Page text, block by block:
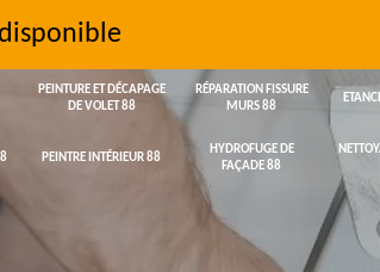
PEINTURE ET DÉCAPAGE
DE VOLET 88
RÉPARATION FISSURE
MURS 88
PEINTRE INTÉRIEUR 88
HYDROFUGE DE
FAÇADE 88